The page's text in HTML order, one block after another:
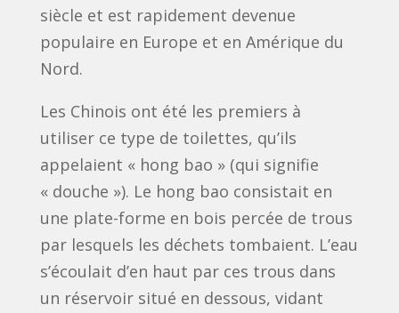
siècle et est rapidement devenue
populaire en Europe et en Amérique du
Nord.
Les Chinois ont été les premiers à
utiliser ce type de toilettes, qu’ils
appelaient « hong bao » (qui signifie
« douche »). Le hong bao consistait en
une plate-forme en bois percée de trous
par lesquels les déchets tombaient. L’eau
s’écoulait d’en haut par ces trous dans
un réservoir situé en dessous, vidant